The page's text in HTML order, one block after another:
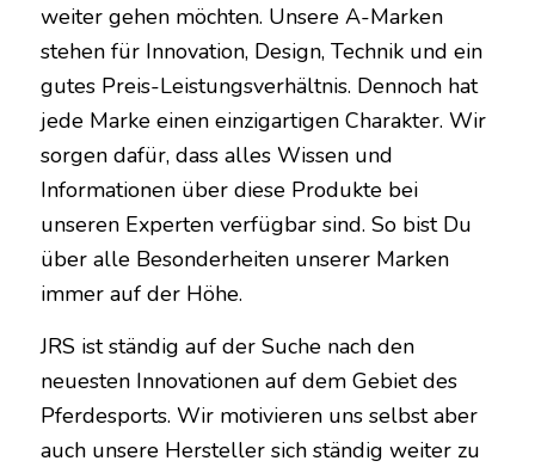
weiter gehen möchten. Unsere A-Marken
stehen für Innovation, Design, Technik und ein
gutes Preis-Leistungsverhältnis. Dennoch hat
jede Marke einen einzigartigen Charakter. Wir
sorgen dafür, dass alles Wissen und
Informationen über diese Produkte bei
unseren Experten verfügbar sind. So bist Du
über alle Besonderheiten unserer Marken
immer auf der Höhe.
JRS ist ständig auf der Suche nach den
neuesten Innovationen auf dem Gebiet des
Pferdesports. Wir motivieren uns selbst aber
auch unsere Hersteller sich ständig weiter zu